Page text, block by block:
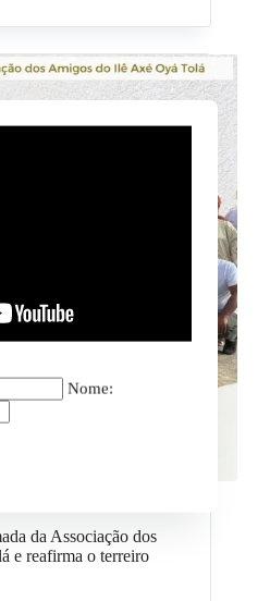
Nome:
da Associação dos
e reafirma o terreiro